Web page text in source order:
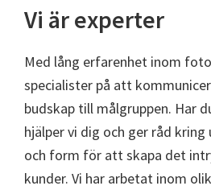
Vi är experter
Med lång erfarenhet inom
specialister på att
budskap till målgruppen. Har
hjälper vi dig och ger råd
och form för att skapa det
kunder. Vi har arbetat inom